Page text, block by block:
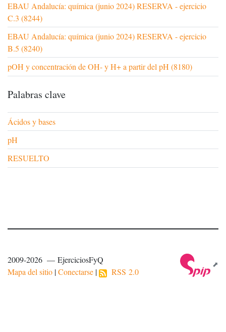
EBAU Andalucía: química (junio 2024) RESERVA - ejercicio
C.3 (8244)
EBAU Andalucía: química (junio 2024) RESERVA - ejercicio
B.5 (8240)
pOH y concentración de OH- y H+ a partir del pH (8180)
Palabras clave
Ácidos y bases
pH
RESUELTO
2009-2026 — EjerciciosFyQ
Mapa del sitio |Conectarse | RSS 2.0